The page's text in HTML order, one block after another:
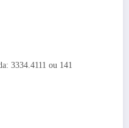
3334.4111 ou 141